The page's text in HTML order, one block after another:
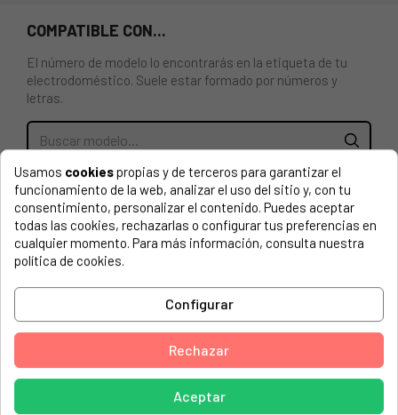
COMPATIBLE CON...
El número de modelo lo encontrarás en la etiqueta de tu
electrodoméstico. Suele estar formado por números y
letras.
PLATO UNIVERSAL PARA MICROONDAS TEKA, LG, BOSCH,
BALAY. 245mm. (anclaje 12). Con tres soportes, peso 540g.
Este Vidrio es un material resistente a altas temperaturas,
fácilmente limpiable y no transmite sabor a los alimentos.
AMICA, 1015443 MW 23204 W
AMICA, 1060002 AMG 20E80GS
AMICA, 1060346 MW 13150 W
AMICA, 1060347 MW 13151 S
Usamos cookiespropias y de terceros para garantizar el
funcionamiento de la web, analizar el uso del sitio y, con tu
consentimiento, personalizar el contenido. Puedes aceptar
todas las cookies, rechazarlas o configurar tus preferencias en
cualquier momento. Para más información, consulta nuestra
política de cookies.
Configurar
Rechazar
Aceptar